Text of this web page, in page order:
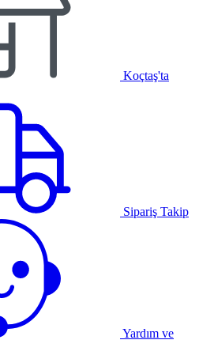
Koçtaş'ta
Sipariş Takip
Yardım ve